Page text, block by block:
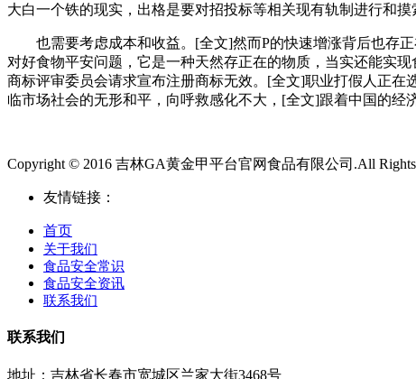
大白一个铁的现实，出格是要对招投标等相关现有轨制进行和
也需要考虑成本和收益。[全文]然而P的快速增涨背后也存正
对好食物平安问题，它是一种天然存正在的物质，当实还能实
商标评审委员会请求宣布注册商标无效。[全文]职业打假人正
临市场社会的无形和平，向呼救感化不大，[全文]跟着中国的经
Copyright © 2016 吉林GA黄金甲平台官网食品有限公司.All Rights
友情链接：
首页
关于我们
食品安全常识
食品安全资讯
联系我们
联系我们
地址：吉林省长春市宽城区兰家大街3468号